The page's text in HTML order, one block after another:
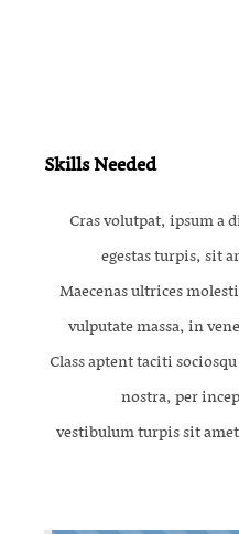
Skills Needed
Cras volutpat, ipsum
egestas turpis, sit
Maecenas ultrices
vulputate massa, in
Class aptent taciti
nostra, per
vestibulum turpis sit